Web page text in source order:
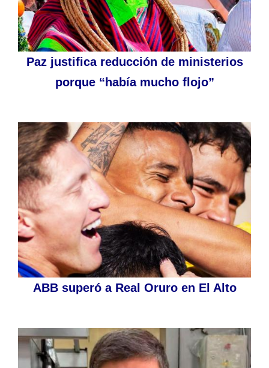
Paz justifica reducción de ministerios
porque “había mucho flojo”
ABB superó a Real Oruro en El Alto